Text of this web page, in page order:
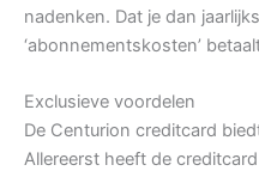
nadenken. Dat je dan
‘abonnementskosten’
Exclusieve voordelen
De Centurion creditcard
Allereerst heeft de